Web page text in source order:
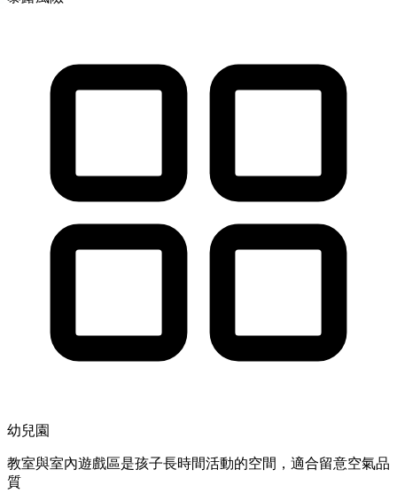
幼兒園
教室與室內遊戲區是孩子長時間活動的空間，適合留意空氣品
質